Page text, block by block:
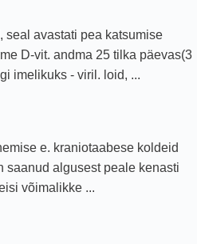
seal avastati pea katsumise
D-vit. andma 25 tilka päevas(3
imelikuks - viril. loid, ...
e. kraniotaabese koldeid
saanud algusest peale kenasti
võimalikke ...